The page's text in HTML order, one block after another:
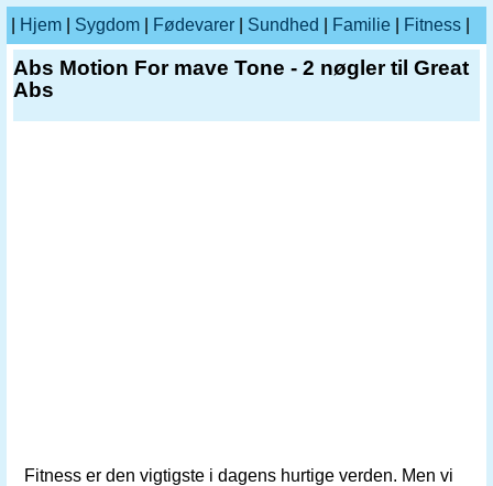
Hjem Sygdom Fødevarer Sundhed Familie Fitness
Abs Motion For mave Tone - 2 nøgler til Great
Abs
Fitness er den vigtigste i dagens hurtige verden. Men vi